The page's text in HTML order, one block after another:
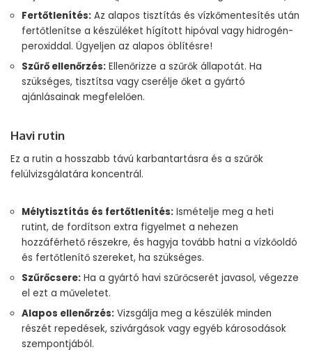
Fertőtlenítés: Az alapos tisztítás és vízkőmentesítés után
fertőtlenítse a készüléket hígított hipóval vagy hidrogén-
peroxiddal. Ügyeljen az alapos öblítésre!
Szűrő ellenőrzés: Ellenőrizze a szűrők állapotát. Ha
szükséges, tisztítsa vagy cserélje őket a gyártó
ajánlásainak megfelelően.
Havi rutin
Ez a rutin a hosszabb távú karbantartásra és a szűrők
felülvizsgálatára koncentrál.
Mélytisztítás és fertőtlenítés: Ismételje meg a heti
rutint, de fordítson extra figyelmet a nehezen
hozzáférhető részekre, és hagyja tovább hatni a vízkőoldó
és fertőtlenítő szereket, ha szükséges.
Szűrőcsere: Ha a gyártó havi szűrőcserét javasol, végezze
el ezt a műveletet.
Alapos ellenőrzés: Vizsgálja meg a készülék minden
részét repedések, szivárgások vagy egyéb károsodások
szempontjából.